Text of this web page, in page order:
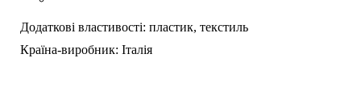
Додаткові властивості: пластик, текстиль
Країна-виробник: Італія